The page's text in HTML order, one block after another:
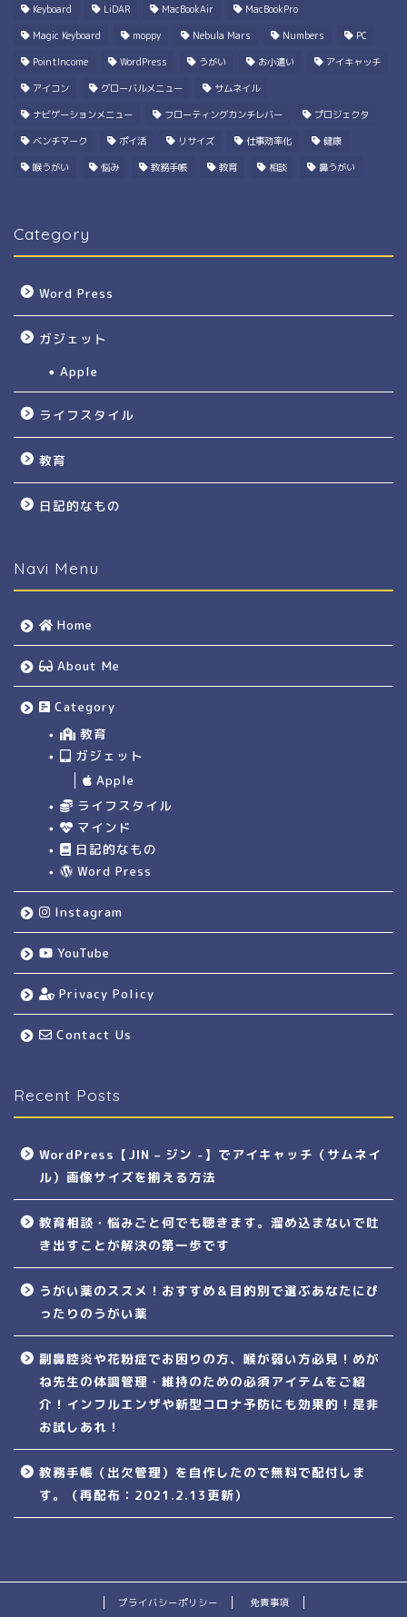
Keyboard LiDAR MacBookAir MacBookPro
Magic Keyboard moppy Nebula Mars Numbers PC
PointIncome WordPress うがい お小遣い アイキャッチ
アイコン グローバルメニュー サムネイル
ナビゲーションメニュー フローティングカンチレバー プロジェクタ
ベンチマーク ポイ活 リサイズ 仕事効率化 健康
喉うがい 悩み 教務手帳 教育 相談 鼻うがい
Category
Word Press
ガジェット
Apple
ライフスタイル
教育
日記的なもの
Navi Menu
Home
About Me
Category
教育
ガジェット
Apple
ライフスタイル
マインド
日記的なもの
Word Press
Instagram
YouTube
Privacy Policy
Contact Us
Recent Posts
WordPress【JIN – ジン -】でアイキャッチ（サムネイ
ル）画像サイズを揃える方法
教育相談・悩みごと何でも聴きます。溜め込まないで吐
き出すことが解決の第一歩です
うがい薬のススメ！おすすめ＆目的別で選ぶあなたにぴ
ったりのうがい薬
副鼻腔炎や花粉症でお困りの方、喉が弱い方必見！めが
ね先生の体調管理・維持のための必須アイテムをご紹
介！インフルエンザや新型コロナ予防にも効果的！是非
お試しあれ！
教務手帳（出欠管理）を自作したので無料で配付しま
す。（再配布：2021.2.13更新）
プライバシーポリシー 免責事項